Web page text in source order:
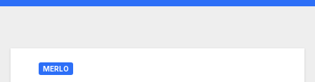
MERLO